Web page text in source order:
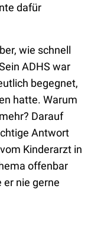
dafür
wie schnell
ADHS war
begegnet,
hatte. Warum
Darauf
Antwort
Kinderarzt in
offenbar
nie gerne